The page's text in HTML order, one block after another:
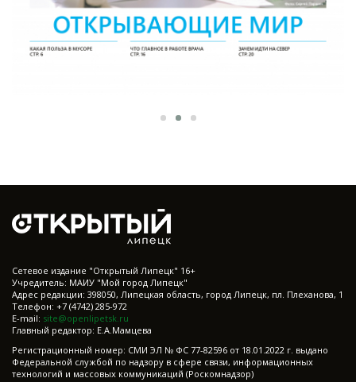
Cетевое издание "Открытый Липецк" 16+
Учредитель: МАИУ "Мой город Липецк"
Адрес редакции: 398050, Липецкая область, город Липецк, пл. Плеханова, 1
Телефон: +7 (4742) 285-972
E-mail: site@openlipetsk.ru
Главный редактор: Е.А.Мамцева
Регистрационный номер: СМИ ЭЛ № ФС 77-82596 от 18.01.2022 г. выдано
Федеральной службой по надзору в сфере связи, информационных
технологий и массовых коммуникаций (Роскомнадзор)